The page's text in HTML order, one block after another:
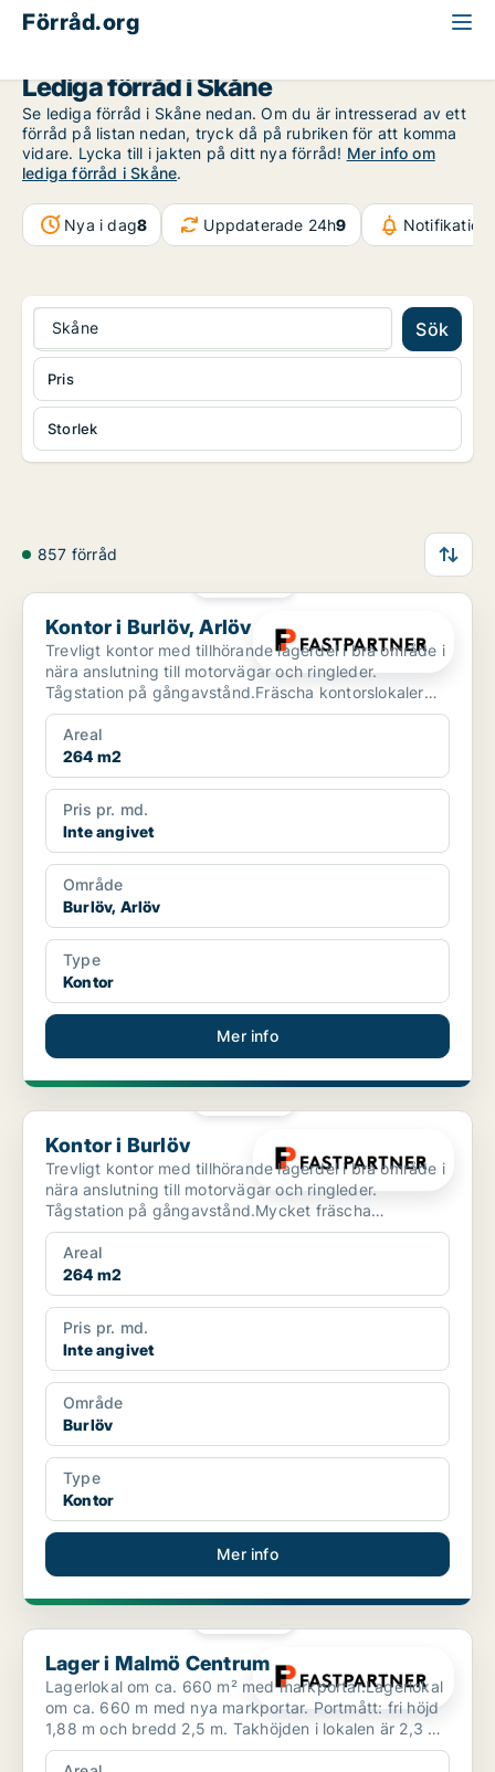
Förråd.org
Lediga förråd i Skåne
Se lediga förråd i Skåne nedan. Om du är intresserad av ett
förråd på listan nedan, tryck då på rubriken för att komma
vidare. Lycka till i jakten på ditt nya förråd! Mer info om
lediga förråd i Skåne.
Nya i dag8 Uppdaterade 24h9
Skåne Sök
Storlek
Pris
857 förråd
Kontor i Burlöv, Arlöv
Kontor i Burlöv, Arlöv
Trevligt kontor med tillhörande lagerdel i bra område i
nära anslutning till motorvägar och ringleder.
Tågstation på gångavstånd.Fräscha kontorslokaler
med t...
Areal
264 m2
Pris pr. md.
Inte angivet
Område
Burlöv, Arlöv
Type
Kontor
Mer info
Kontor i Burlöv
Kontor i Burlöv
Trevligt kontor med tillhörande lagerdel i bra område i
nära anslutning till motorvägar och ringleder.
Tågstation på gångavstånd.Mycket fräscha
kontorslokale...
Areal
264 m2
Pris pr. md.
Inte angivet
Område
Burlöv
Type
Kontor
Mer info
Lager i Malmö Centrum
Lager i Malmö Centrum
Lagerlokal om ca. 660 m² med markportar.Lagerlokal
om ca. 660 m med nya markportar. Portmått: fri höjd
1,88 m och bredd 2,5 m. Takhöjden i lokalen är 2,3 m
o...